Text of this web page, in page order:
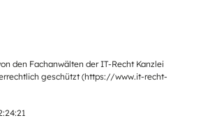
den Fachanwälten der IT-Recht Kanzlei
geschützt (https://www.it-recht-